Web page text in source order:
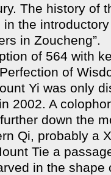
The history of
in the
in Zoucheng”.
of 564 with
of
Yi was only
2002. A
down the
Qi, probably a
Tie a
in the shape